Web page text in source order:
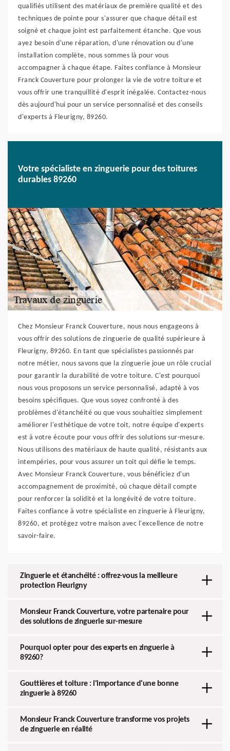
qualifiés utilisent des matériaux de première qualité et des
techniques de pointe pour s'assurer que chaque détail est
soigné et chaque joint est parfaitement étanche. Que vous
ayez besoin d'une réparation, d'une rénovation ou d'une
installation complète, nous sommes là pour vous
accompagner à chaque étape. Faites confiance à Monsieur
Franck Couverture pour prolonger la vie de votre toiture et
vous offrir une tranquillité d'esprit inégalée. Contactez-nous
dès aujourd'hui pour un service personnalisé et des conseils
d'experts à Fleurigny, 89260.
Votre spécialiste en zinguerie pour des toitures
durables 89260
Chez Monsieur Franck Couverture, nous nous engageons à
vous offrir des solutions de zinguerie de qualité supérieure à
Fleurigny, 89260. En tant que spécialistes passionnés par
notre métier, nous savons que la zinguerie joue un rôle crucial
pour garantir la durabilité de votre toiture. C'est pourquoi
nous vous proposons un service personnalisé, adapté à vos
besoins spécifiques. Que vous soyez confronté à des
problèmes d'étanchéité ou que vous souhaitiez simplement
améliorer l'esthétique de votre toit, notre équipe d'experts
est à votre écoute pour vous offrir des solutions sur-mesure.
Nous utilisons des matériaux de haute qualité, résistants aux
intempéries, pour vous assurer un toit qui défie le temps.
Avec Monsieur Franck Couverture, vous bénéficiez d'un
accompagnement de proximité, où chaque détail compte
pour renforcer la solidité et la longévité de votre toiture.
Faites confiance à votre spécialiste en zinguerie à Fleurigny,
89260, et protégez votre maison avec l'excellence de notre
savoir-faire.
Zinguerie et étanchéité : offrez-vous la meilleure
protection Fleurigny
Monsieur Franck Couverture, votre partenaire pour
des solutions de zinguerie sur-mesure
Pourquoi opter pour des experts en zinguerie à
89260?
Gouttières et toiture : l'importance d'une bonne
zinguerie à 89260
Monsieur Franck Couverture transforme vos projets
de zinguerie en réalité